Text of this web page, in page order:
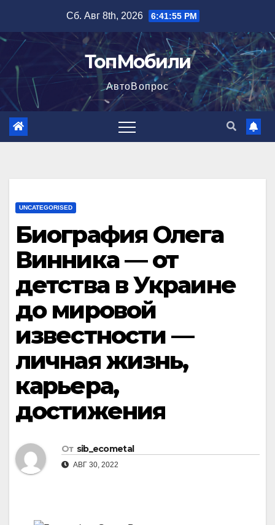
содержимому
Сб. Авг 8th, 2026 6:41:56 PM
ТопМобили
АвтоВопрос
UNCATEGORISED
Биография Олега
Винника — от
детства в Украине
до мировой
известности —
личная жизнь,
карьера,
достижения
От sib_ecometal
АВГ 30, 2022